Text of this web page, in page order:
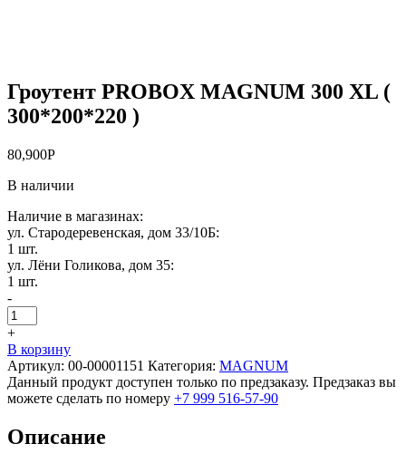
Гроутент PROBOX MAGNUM 300 XL (
300*200*220 )
80,900Р
В наличии
Наличие в магазинах:
ул. Стародеревенская, дом 33/10Б:
1 шт.
ул. Лёни Голикова, дом 35:
1 шт.
-
+
В корзину
Артикул: 00-00001151 Категория: MAGNUM
Данный продукт доступен только по предзаказу. Предзаказ вы
можете сделать по номеру +7 999 516-57-90
Описание